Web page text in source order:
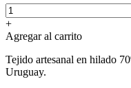
+
Agregar al carrito
Tejido artesanal en hilado
Uruguay.